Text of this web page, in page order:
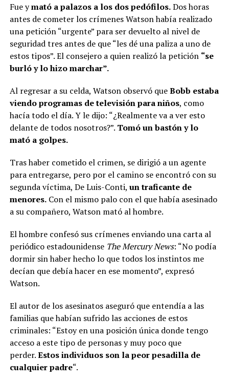
Fue ymató a palazos a los dos pedófilos.Dos horas
antes de cometer los crímenes Watson había realizado
una petición “urgente” para ser devuelto al nivel de
seguridad tres antes de que “les dé una paliza a uno de
estos tipos”. El consejero a quien realizó la petición “se
burló y lo hizo marchar”.
Al regresar a su celda, Watson observó queBobb estaba
viendo programas de televisión para niños, como
hacía todo el día. Y le dijo: “¿Realmente va a ver esto
delante de todos nosotros?”. Tomó un bastón y lo
mató a golpes.
Tras haber cometido el crimen, se dirigió a un agente
para entregarse, pero por el camino se encontró con su
segunda víctima, De Luis-Conti, un traficante de
menores.Con el mismo palo con el que había asesinado
a su compañero, Watson mató al hombre.
El hombre confesó sus crímenes enviando una carta al
periódico estadounidense The Mercury News: “No podía
dormir sin haber hecho lo que todos los instintos me
decían que debía hacer en ese momento”, expresó
Watson.
El autor de los asesinatos aseguró que entendía a las
familias que habían sufrido las acciones de estos
criminales: “Estoy en una posición única donde tengo
acceso a este tipo de personas y muy poco que
perder.Estos individuos son la peor pesadilla de
cualquier padre“.